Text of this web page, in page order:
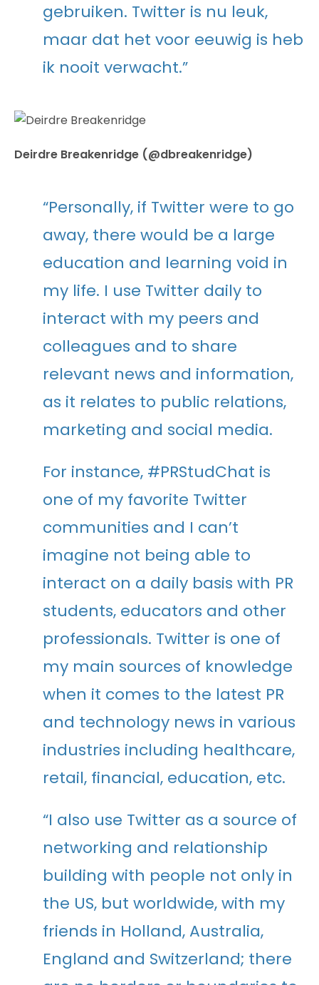
gebruiken. Twitter is nu leuk,
maar dat het voor eeuwig is heb
ik nooit verwacht.”
Deirdre Breakenridge (@dbreakenridge)
“Personally, if Twitter were to go
away, there would be a large
education and learning void in
my life. I use Twitter daily to
interact with my peers and
colleagues and to share
relevant news and information,
as it relates to public relations,
marketing and social media.
For instance, #PRStudChat is
one of my favorite Twitter
communities and I can’t
imagine not being able to
interact on a daily basis with PR
students, educators and other
professionals. Twitter is one of
my main sources of knowledge
when it comes to the latest PR
and technology news in various
industries including healthcare,
retail, financial, education, etc.
“I also use Twitter as a source of
networking and relationship
building with people not only in
the US, but worldwide, with my
friends in Holland, Australia,
England and Switzerland; there